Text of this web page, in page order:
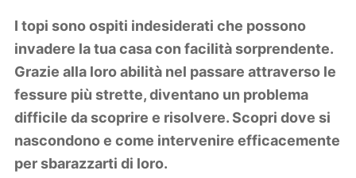
Viaggi
I topi sono ospiti indesiderati che possono
invadere la tua casa con facilità sorprendente.
Grazie alla loro abilità nel passare attraverso le
fessure più strette, diventano un problema
difficile da scoprire e risolvere. Scopri dove si
nascondono e come intervenire efficacemente
per sbarazzarti di loro.